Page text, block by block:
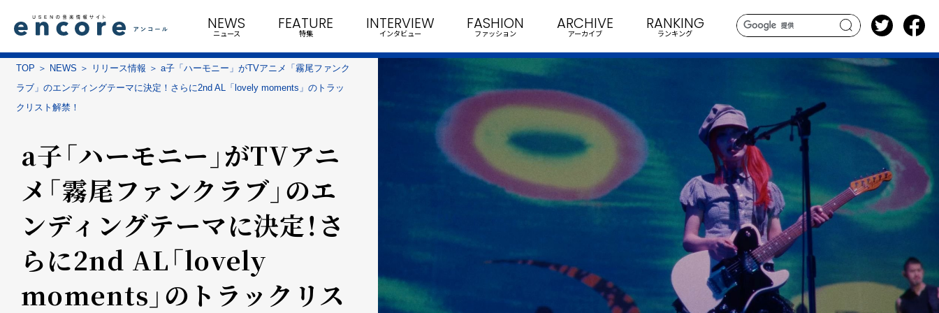
search
NEWS
ニュース
FEATURE
特集
INTERVIEW
インタビュー
FASHION
ファッション
ARCHIVE
アーカイブ
RANKING
ランキング
TOP NEWS リリース情報
a子「ハーモニー」がTVアニメ「霧尾ファンク
ラブ」のエンディングテーマに決定！さらに2nd AL「lovely moments」のトラッ
クリスト解禁！
a子「ハーモニー」がTVアニ
メ「霧尾ファンクラブ」のエ
ンディングテーマに決定！さ
らに2nd AL「lovely
moments」のトラックリス